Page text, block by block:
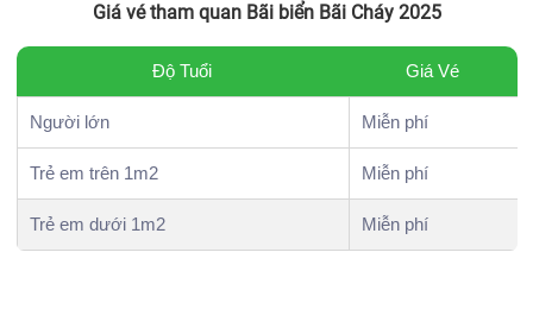
Giá vé tham quan Bãi biển Bãi Cháy 2025
Độ Tuổi Giá Vé
Người lớn Miễn phí
Trẻ em trên 1m2 Miễn phí
Trẻ em dưới 1m2 Miễn phí